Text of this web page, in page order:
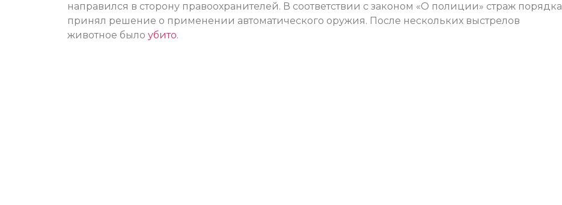
направился в сторону правоохранителей. В соответствии с законом «О полиции» страж порядка
принял решение о применении автоматического оружия. После нескольких выстрелов
животное было убито.